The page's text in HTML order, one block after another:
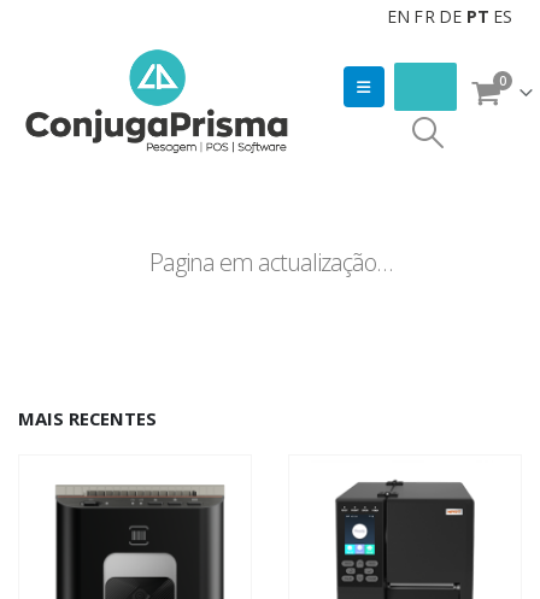
EN FR DE PT ES
0
Pagina em actualização…
MAIS RECENTES